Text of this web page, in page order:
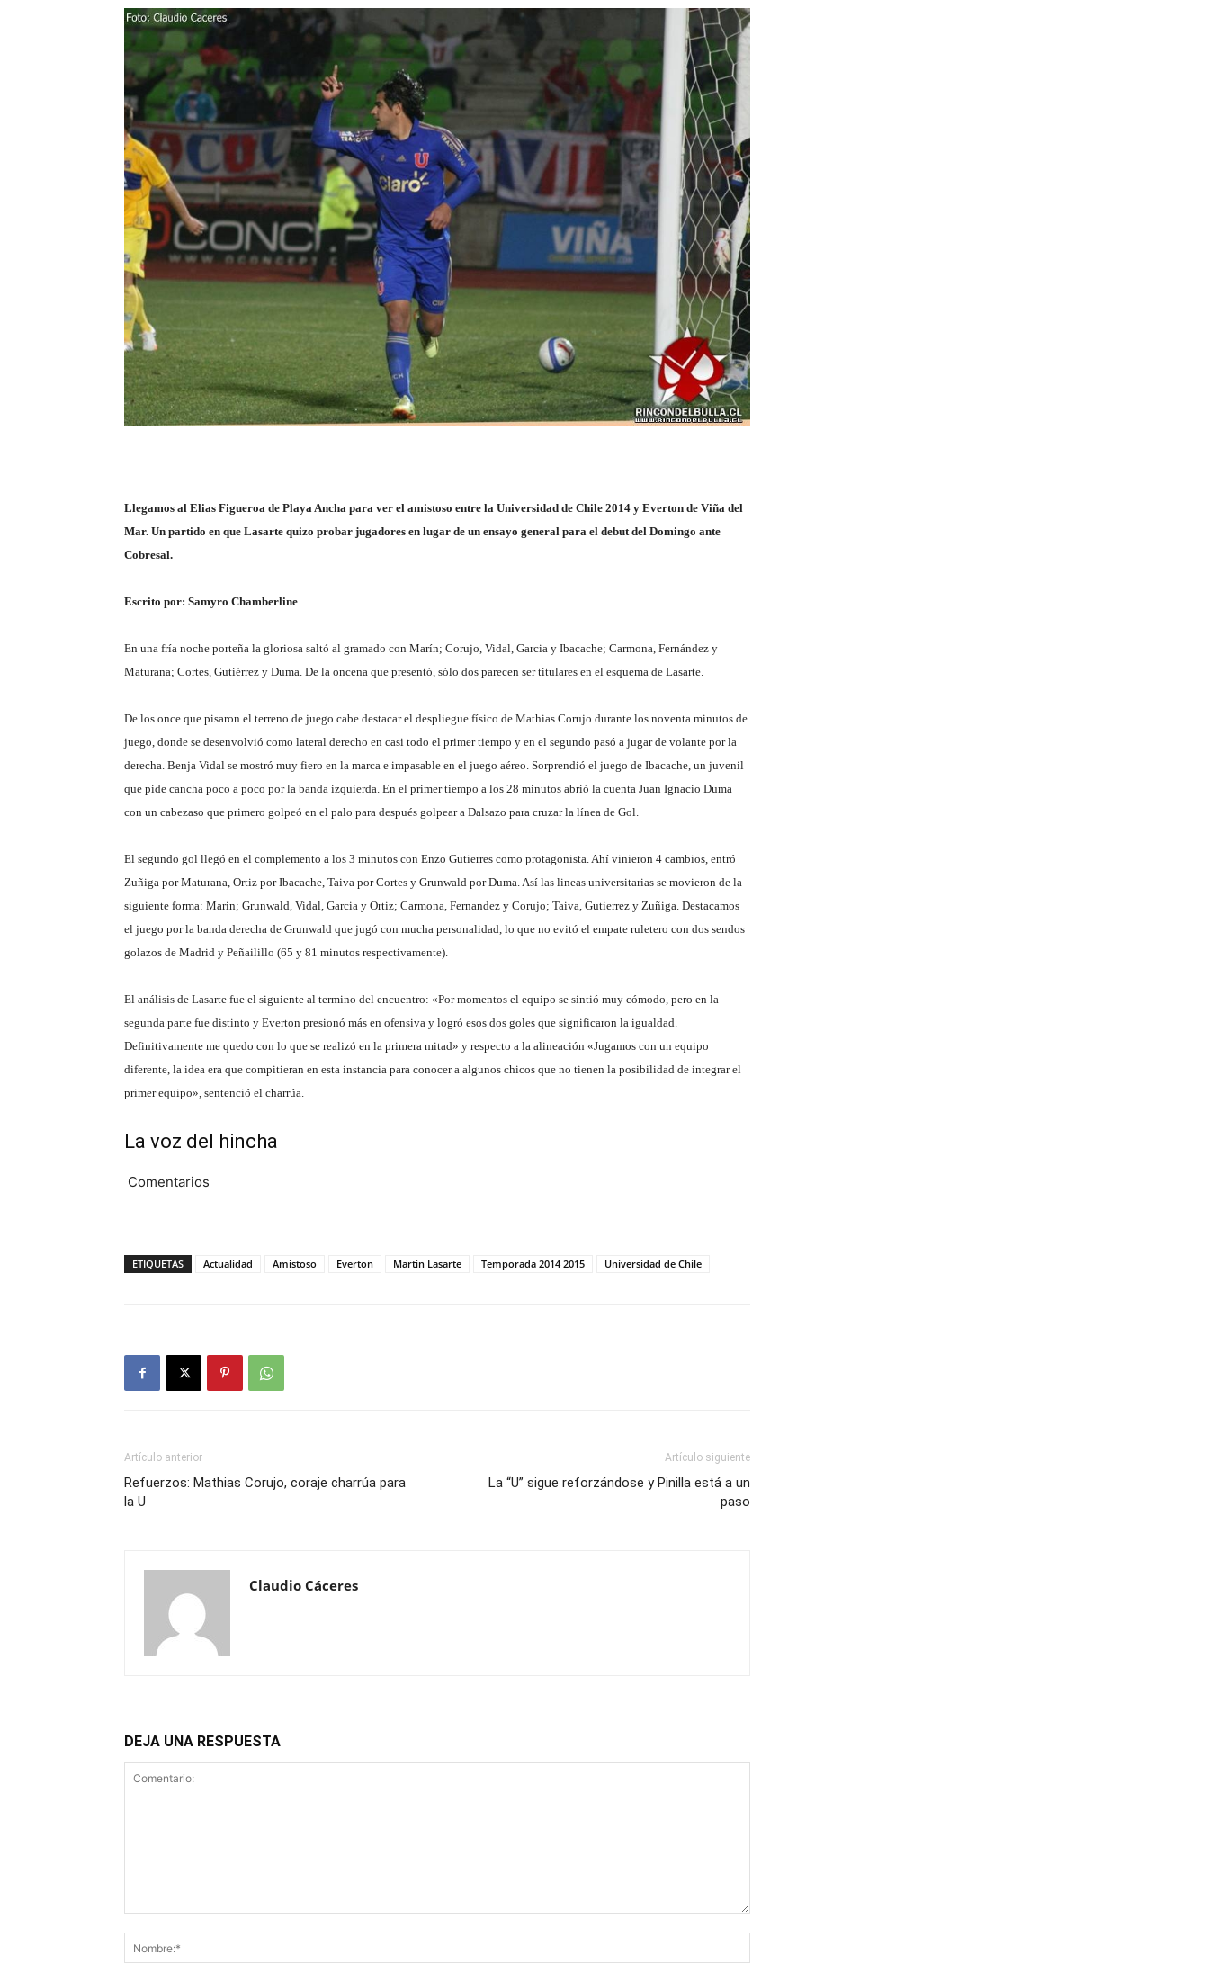
Llegamos al Elias Figueroa de Playa Ancha para ver el amistoso entre la Universidad de Chile 2014 y Everton de Viña del
Mar. Un partido en que Lasarte quizo probar jugadores en lugar de un ensayo general para el debut del Domingo ante
Cobresal.
Escrito por: Samyro Chamberline
En una fría noche porteña la gloriosa saltó al gramado con Marín; Corujo, Vidal, Garcia y Ibacache; Carmona, Fernández y
Maturana; Cortes, Gutiérrez y Duma. De la oncena que presentó, sólo dos parecen ser titulares en el esquema de Lasarte.
De los once que pisaron el terreno de juego cabe destacar el despliegue físico de Mathias Corujo durante los noventa minutos de
juego, donde se desenvolvió como lateral derecho en casi todo el primer tiempo y en el segundo pasó a jugar de volante por la
derecha. Benja Vidal se mostró muy fiero en la marca e impasable en el juego aéreo. Sorprendió el juego de Ibacache, un juvenil
que pide cancha poco a poco por la banda izquierda. En el primer tiempo a los 28 minutos abrió la cuenta Juan Ignacio Duma
con un cabezaso que primero golpeó en el palo para después golpear a Dalsazo para cruzar la línea de Gol.
El segundo gol llegó en el complemento a los 3 minutos con Enzo Gutierres como protagonista. Ahí vinieron 4 cambios, entró
Zuñiga por Maturana, Ortiz por Ibacache, Taiva por Cortes y Grunwald por Duma. Así las lineas universitarias se movieron de la
siguiente forma: Marin; Grunwald, Vidal, Garcia y Ortiz; Carmona, Fernandez y Corujo; Taiva, Gutierrez y Zuñiga. Destacamos
el juego por la banda derecha de Grunwald que jugó con mucha personalidad, lo que no evitó el empate ruletero con dos sendos
golazos de Madrid y Peñailillo (65 y 81 minutos respectivamente).
El análisis de Lasarte fue el siguiente al termino del encuentro: «Por momentos el equipo se sintió muy cómodo, pero en la
segunda parte fue distinto y Everton presionó más en ofensiva y logró esos dos goles que significaron la igualdad.
Definitivamente me quedo con lo que se realizó en la primera mitad» y respecto a la alineación «Jugamos con un equipo
diferente, la idea era que compitieran en esta instancia para conocer a algunos chicos que no tienen la posibilidad de integrar el
primer equipo», sentenció el charrúa.
La voz del hincha
Comentarios
ETIQUETAS Actualidad Amistoso Everton Martìn Lasarte Temporada 2014 2015 Universidad de Chile
Artículo anterior
Refuerzos: Mathias Corujo, coraje charrúa para
la U
Artículo siguiente
La “U” sigue reforzándose y Pinilla está a un
paso
Claudio Cáceres
DEJA UNA RESPUESTA